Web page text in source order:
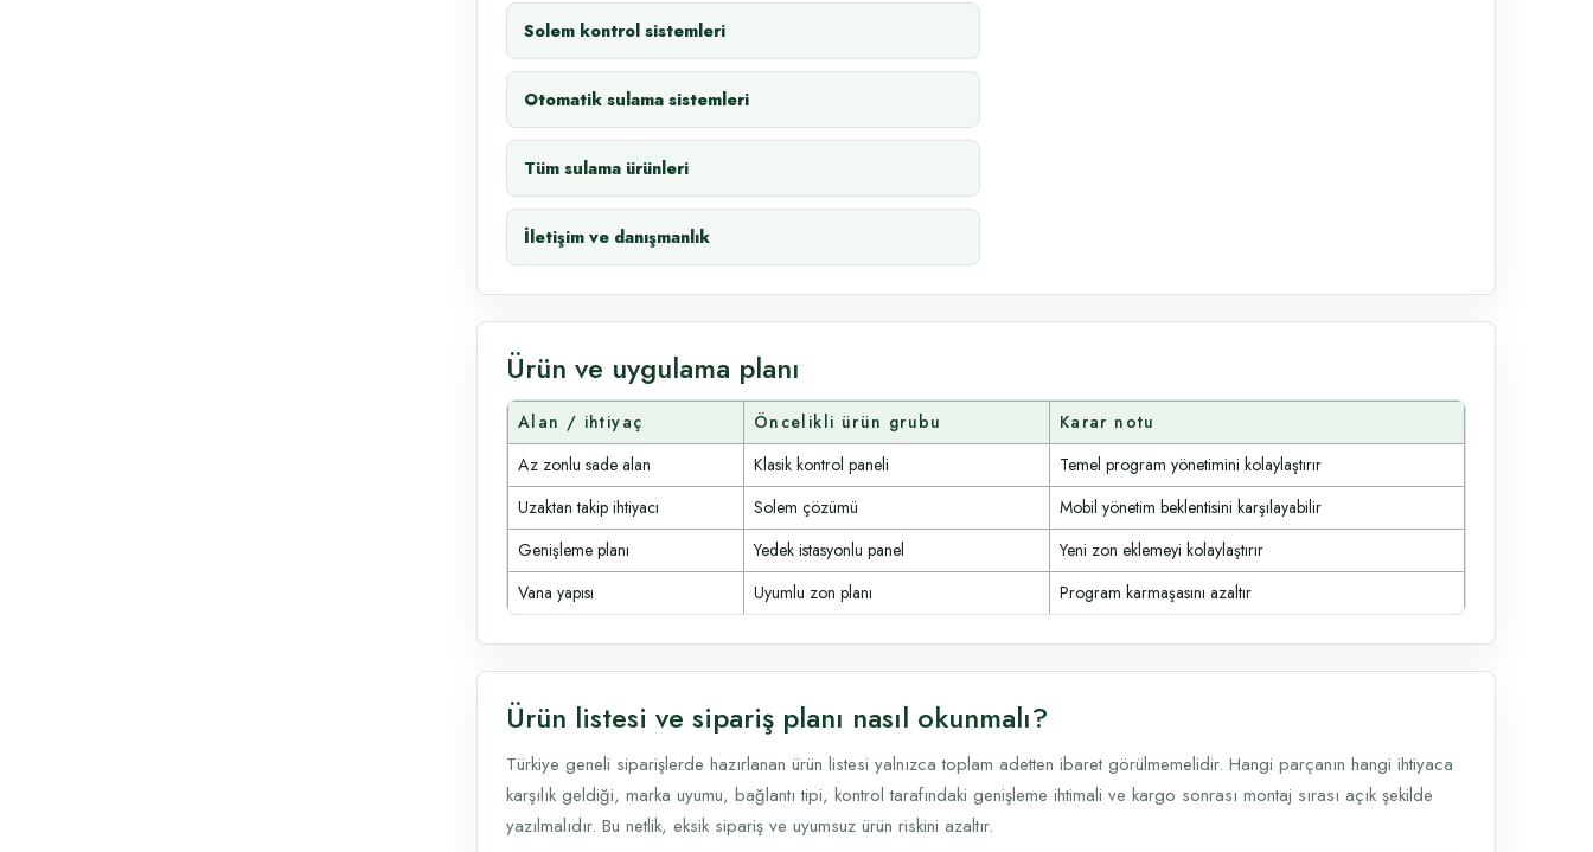
Solem kontrol sistemleri
Otomatik sulama sistemleri
Tüm sulama ürünleri
İletişim ve danışmanlık
Ürün ve uygulama planı
Alan / ihtiyaç Öncelikli ürün grubu
Karar notu
Az zonlu sade alan
Klasik kontrol paneli
Temel program yönetimini kolaylaştırır
Uzaktan takip ihtiyacı
Solem çözümü
Mobil yönetim beklentisini karşılayabilir
Genişleme planı
Yedek istasyonlu panel
Yeni zon eklemeyi kolaylaştırır
Vana yapısı
Uyumlu zon planı Program karmaşasını azaltır
Ürün listesi ve sipariş planı nasıl okunmalı?
Türkiye geneli siparişlerde hazırlanan ürün listesi yalnızca toplam adetten ibaret görülmemelidir. Hangi parçanın hangi ihtiyaca
karşılık geldiği, marka uyumu, bağlantı tipi, kontrol tarafındaki genişleme ihtimali ve kargo sonrası montaj sırası açık şekilde
yazılmalıdır. Bu netlik, eksik sipariş ve uyumsuz ürün riskini azaltır.